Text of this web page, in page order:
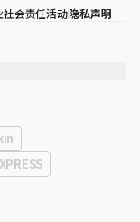
社会责任活动隐私声明
洞， coex)